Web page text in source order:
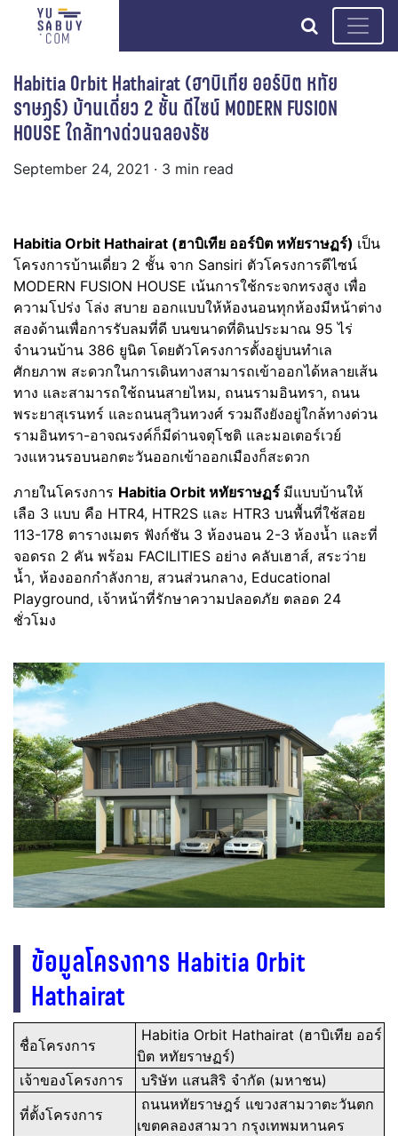
search
Habitia Orbit Hathairat (ฮาบิเทีย ออร์บิต หทัย
ราษฏร์) บ้านเดี่ยว 2 ชั้น ดีไซน์ MODERN FUSION
HOUSE ใกล้ทางด่วนฉลองรัช
September 24, 2021 · 3 min read
Habitia Orbit Hathairat (ฮาบิเทีย ออร์บิต หทัยราษฏร์) เป็น
โครงการบ้านเดี่ยว 2 ชั้น จาก Sansiri ตัวโครงการดีไซน์
MODERN FUSION HOUSE เน้นการใช้กระจกทรงสูง เพื่อ
ความโปร่ง โล่ง สบาย ออกแบบให้ห้องนอนทุกห้องมีหน้าต่าง
สองด้านเพื่อการรับลมที่ดี บนขนาดที่ดินประมาณ 95 ไร่
จำนวนบ้าน 386 ยูนิต โดยตัวโครงการตั้งอยู่บนทำเล
ศักยภาพ สะดวกในการเดินทางสามารถเข้าออกได้หลายเส้น
ทาง และสามารถใช้ถนนสายไหม, ถนนรามอินทรา, ถนน
พระยาสุเรนทร์ และถนนสุวินทวงศ์ รวมถึงยังอยู่ใกล้ทางด่วน
รามอินทรา-อาจณรงค์ก็มีด่านจตุโชติ และมอเตอร์เวย์
วงแหวนรอบนอกตะวันออกเข้าออกเมืองก็สะดวก
ภายในโครงการ Habitia Orbit หทัยราษฏร์ มีแบบบ้านให้
เลือ 3 แบบ คือ HTR4, HTR2S และ HTR3 บนพื้นที่ใช้สอย
113-178 ตารางเมตร ฟังก์ชัน 3 ห้องนอน 2-3 ห้องน้ำ และที่
จอดรถ 2 คัน พร้อม FACILITIES อย่าง คลับเฮาส์, สระว่าย
น้ำ, ห้องออกกำลังกาย, สวนส่วนกลาง, Educational
Playground​, เจ้าหน้าที่รักษาความปลอดภัย ตลอด 24
ชั่วโมง
ข้อมูลโครงการ Habitia Orbit
Hathairat
ชื่อโครงการ
Habitia Orbit Hathairat (ฮาบิเทีย ออร์
บิต หทัยราษฏร์)
เจ้าของโครงการ
บริษัท แสนสิริ จำกัด (มหาชน)
ที่ตั้งโครงการ
ถนนหทัยราษฎร์ แขวงสามวาตะวันตก
เขตคลองสามวา กรุงเทพมหานคร